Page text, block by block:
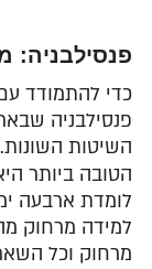
פנסילבניה:
כדי להתמודד
פנסילבניה
השיטות
הטובה ביותר
לומדת ארבעה
למידה מרחוק
מרחוק וכל